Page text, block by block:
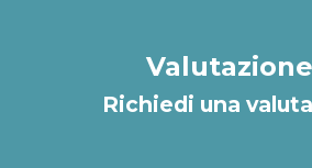
Richiedi una